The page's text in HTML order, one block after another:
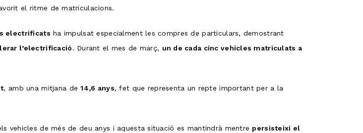
el ritme de matriculacions.
electrificats ha impulsat especialment les compres de particulars, demostrant
l’electrificació. Durant el mes de març, un de cada cinc vehicles matriculats a
, amb una mitjana de14,6 anys, fet que representa un repte important per a la
vehicles de més de deu anys i aquesta situació es mantindrà mentre persisteixi el